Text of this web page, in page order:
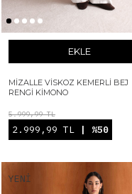
EKLE
MIZALLE VISKOZ KEMERLI BEJ
RENGI KIMONO
5.999,99 TL
2.999,99 TL | %50
YENI